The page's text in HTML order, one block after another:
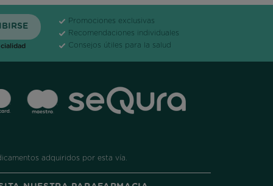
Promociones exclusivas
Recomendaciones individuales
Consejos útiles para la salud
adquiridos por esta vía.